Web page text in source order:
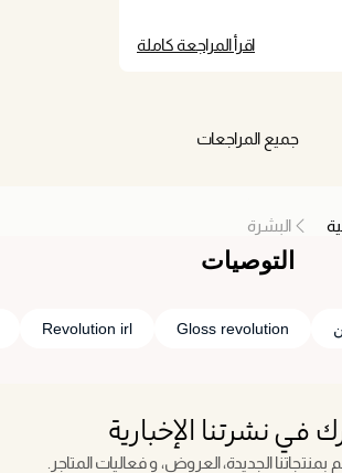
اقرأ المراجعة كاملة
جميع المراجعات
البشرة
التوصيات
Gloss revolution
Revolution irl
في نشرتنا الإخبارية
الجديدة، العروض، و فعاليات المتاجر.